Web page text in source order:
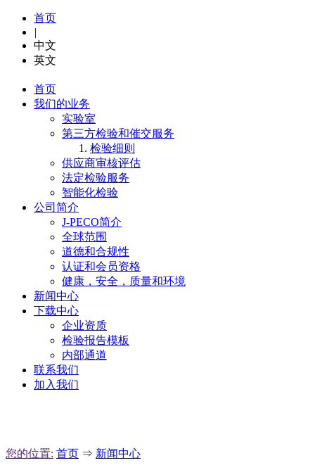
首页
|
中文
英文
首页
我们的业务
实验室
第三方检验和催交服务
检验细则
供应商审核评估
法定检验服务
智能化检验
公司简介
J-PECO简介
全球范围
道德和合规性
认证和会员资格
健康，安全，质量和环境
新闻中心
下载中心
企业资质
检验报告模板
内部通道
联系我们
加入我们
您的位置: 首页 ⇒ 新闻中心